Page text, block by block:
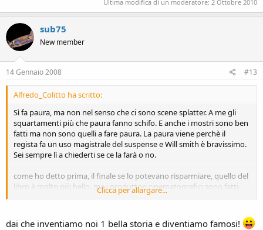
Ultima modifica di un moderatore: 2 Ottobre 2010
sub75
New member
14 Gennaio 2008 #13
Alfredo_Colitto ha scritto:
Sì fa paura, ma non nel senso che ci sono scene splatter. A me gli
squartamenti più che paura fanno schifo. E anche i mostri sono ben
fatti ma non sono quelli a fare paura. La paura viene perchè il
regista fa un uso magistrale del suspense e Will smith è bravissimo.
Sei sempre lì a chiederti se ce la farà o no.
come ho detto prima, il finale se lo potevano risparmiare, quello del
libro è molto più bello. ma i produttori cinematografici sono fatti
Clicca per allargare...
dai che inventiamo noi 1 bella storia e diventiamo famosi!